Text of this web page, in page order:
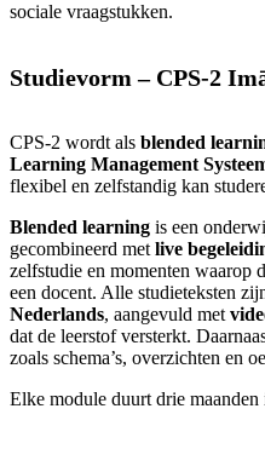
sociale vraagstukken.
Studievorm – CPS‑2
CPS‑2 wordt als blended
Learning Management
flexibel en zelfstandig kan
Blended learning is een
gecombineerd met live
zelfstudie en momenten waarop
een docent. Alle studieteksten
Nederlands, aangevuld met
dat de leerstof versterkt.
zoals schema’s, overzichten en
Elke module duurt drie maanden